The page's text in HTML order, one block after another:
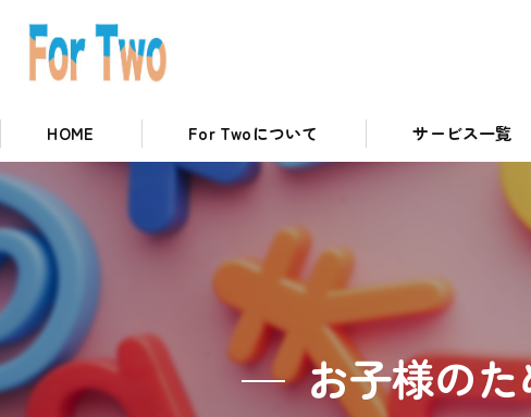
HOME For Twoについて
私たちの取り組み
サービス一覧
英語コースについて
お子様の